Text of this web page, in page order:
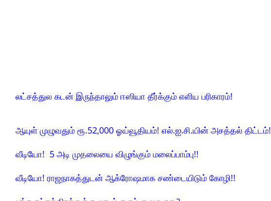
லட்சத்துல கடன் இருந்தாலும் ஈஸியா தீர்க்கும் எளிய பரிகாரம்!
ஆயுள் முழுவதும் ரூ.52,000 ஓய்வூதியம்! எல்.ஐ.சி.யின் அசத்தல் திட்டம்!
வீடியோ! 5 அடி முதலையை விழுங்கும் மலைப்பாம்பு!!
வீடியோ! ராஜநாகத்துடன் ஆக்ரோஷமாக சண்டையிடும் கோழி!!